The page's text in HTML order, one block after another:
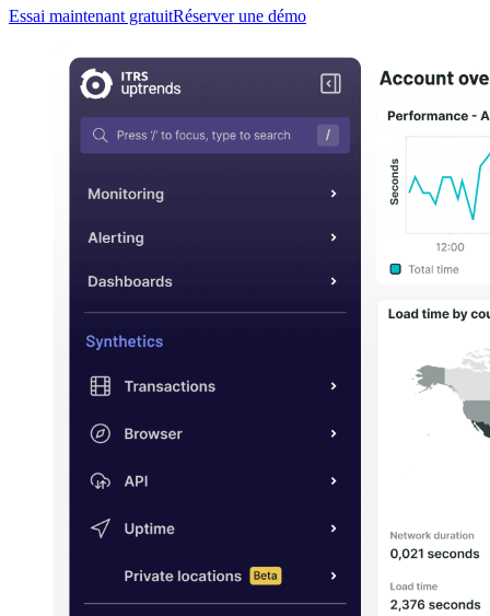
Essai maintenant gratuitRéserver une démo